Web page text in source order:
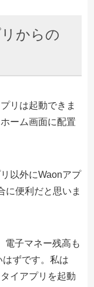
からの
リは起動できま
ーム画面に配置
以外にWaonアプ
に便利だと思いま
電子マネー残高も
ずです。私は
イアプリを起動